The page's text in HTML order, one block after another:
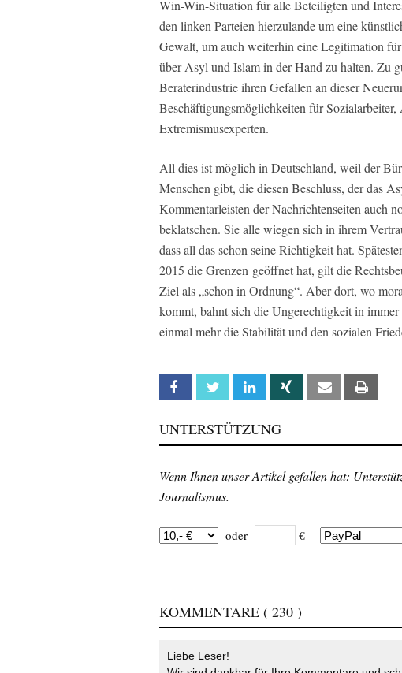
Win-Win-Situation für alle Beteiligten und
den linken Parteien hierzulande um eine
Gewalt, um auch weiterhin eine Legitimation
über Asyl und Islam in der Hand zu halten. Zu
Beraterindustrie ihren Gefallen an dieser
Beschäftigungsmöglichkeiten für
Extremismusexperten.
All dies ist möglich in Deutschland, weil der
Menschen gibt, die diesen Beschluss, der das
Kommentarleisten der Nachrichtenseiten auch
beklatschen. Sie alle wiegen sich in ihrem
dass all das schon seine Richtigkeit hat.
2015 die Grenzen geöffnet hat, gilt die
Ziel als „schon in Ordnung“. Aber dort, wo
kommt, bahnt sich die Ungerechtigkeit in
einmal mehr die Stabilität und den sozialen
Facebook Twitter Linkedin Xing Email
UNTERSTÜTZUNG
Wenn Ihnen unser Artikel gefallen hat:
Journalismus.
oder €
KOMMENTARE ( 230 )
Liebe Leser!